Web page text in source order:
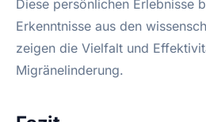
Diese persönlichen Erlebnisse
Erkenntnisse aus den
zeigen die Vielfalt und
Migränelinderung.